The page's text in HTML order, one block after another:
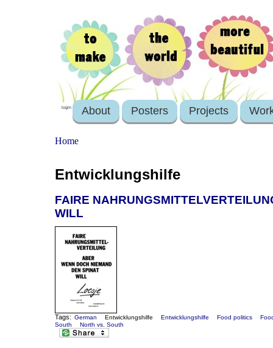
login About Posters Projects
Home
Entwicklungshilfe
FAIRE
WILL
Tags: German Entwicklungshilfe Entwicklungshilfe Food politics
South
North vs. South